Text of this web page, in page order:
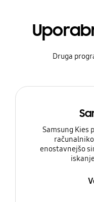
Druga
Samsung Kies
enostavnejšo